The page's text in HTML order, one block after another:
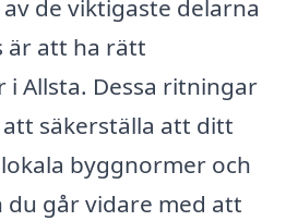
de viktigaste delarna
är att ha rätt
Allsta. Dessa ritningar
säkerställa att ditt
byggnormer och
du går vidare med att